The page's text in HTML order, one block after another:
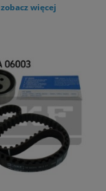
zobacz więcej